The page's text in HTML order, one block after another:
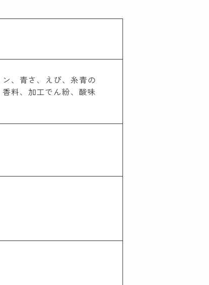
、青さ、えび、糸青の
料、加工でん紛、酸味